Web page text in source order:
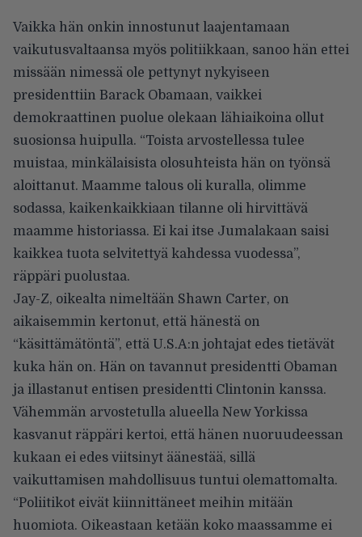
Vaikka hän onkin innostunut laajentamaan
vaikutusvaltaansa myös politiikkaan, sanoo hän ettei
missään nimessä ole pettynyt nykyiseen
presidenttiin Barack Obamaan, vaikkei
demokraattinen puolue olekaan lähiaikoina ollut
suosionsa huipulla. “Toista arvostellessa tulee
muistaa, minkälaisista olosuhteista hän on työnsä
aloittanut. Maamme talous oli kuralla, olimme
sodassa, kaikenkaikkiaan tilanne oli hirvittävä
maamme historiassa. Ei kai itse Jumalakaan saisi
kaikkea tuota selvitettyä kahdessa vuodessa”,
räppäri puolustaa.
Jay-Z, oikealta nimeltään Shawn Carter, on
aikaisemmin kertonut, että hänestä on
“käsittämätöntä”, että U.S.A:n johtajat edes tietävät
kuka hän on. Hän on tavannut presidentti Obaman
ja illastanut entisen presidentti Clintonin kanssa.
Vähemmän arvostetulla alueella New Yorkissa
kasvanut räppäri kertoi, että hänen nuoruudeessan
kukaan ei edes viitsinyt äänestää, sillä
vaikuttamisen mahdollisuus tuntui olemattomalta.
“Poliitikot eivät kiinnittäneet meihin mitään
huomiota. Oikeastaan ketään koko maassamme ei